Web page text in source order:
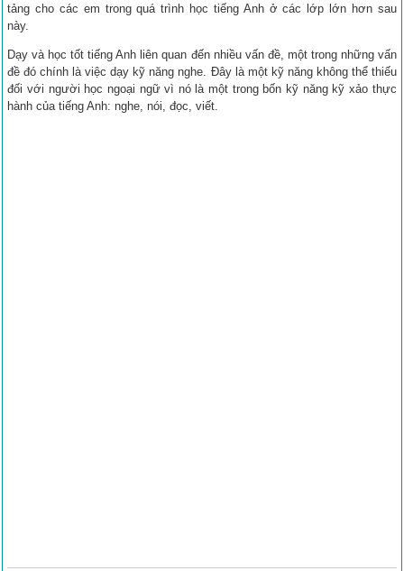
tảng cho các em trong quá trình học tiếng Anh ở các lớp lớn hơn sau
này.
Dạy và học tốt tiếng Anh liên quan đến nhiều vấn đề, một trong những vấn
đề đó chính là việc dạy kỹ năng nghe. Đây là một kỹ năng không thể thiếu
đối với người học ngoại ngữ vì nó là một trong bốn kỹ năng kỹ xảo thực
hành của tiếng Anh: nghe, nói, đọc, viết.